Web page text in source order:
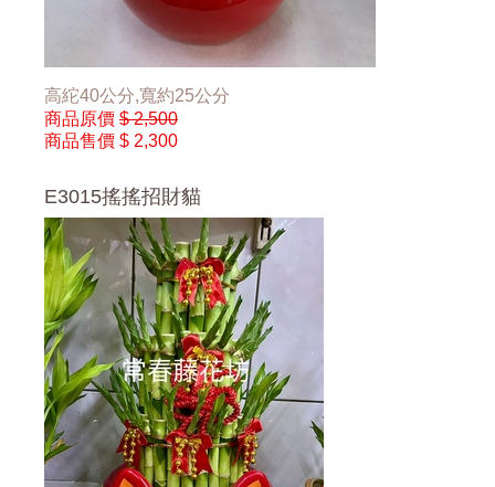
高紽40公分,寬約25公分
商品原價 $ 2,500
商品售價 $ 2,300
E3015搖搖招財貓